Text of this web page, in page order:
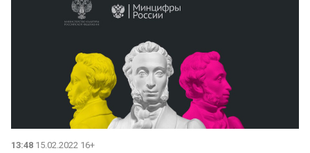
13:48 15.02.2022 16+